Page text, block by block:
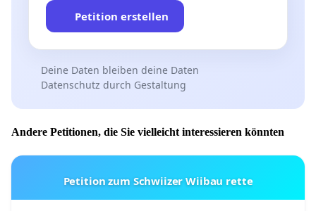
Petition erstellen
Deine Daten bleiben deine Daten
Datenschutz durch Gestaltung
Andere Petitionen, die Sie vielleicht interessieren könnten
Petition zum Schwiizer Wiibau rette